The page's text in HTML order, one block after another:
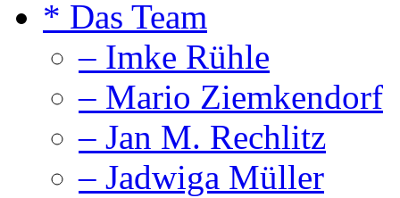
* Das Team
– Imke Rühle
– Mario Ziemkendorf
– Jan M. Rechlitz
– Jadwiga Müller